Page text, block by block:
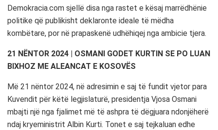
Demokracia.com sjellë disa nga rastet e kësaj marrëdhënie
politike që publikisht deklaronte ideale të mëdha
kombëtare, por në prapaskenë udhëhiqej nga ambicie tjera.
21 NËNTOR 2024 | OSMANI GODET KURTIN SE PO LUAN
BIXHOZ ME ALEANCAT E KOSOVËS
Më 21 nëntor 2024, në adresimin e saj të fundit vjetor para
Kuvendit për këtë legjislaturë, presidentja Vjosa Osmani
mbajti një nga fjalimet më të ashpra të dëgjuara ndonjëherë
ndaj kryeministrit Albin Kurti. Tonet e saj tejkaluan edhe